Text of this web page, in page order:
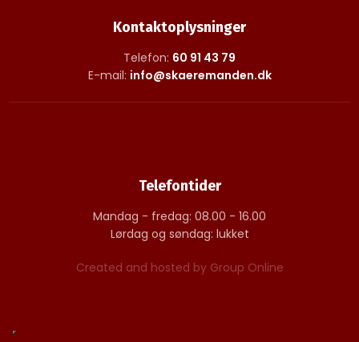
Kontaktoplysninger
Telefon: 60 91 43 79
E-mail: info@skaeremanden.dk
Telefontider
Mandag - fredag: 08.00 - 16.00
Lørdag og søndag: lukket
Created and hosted by Group Online